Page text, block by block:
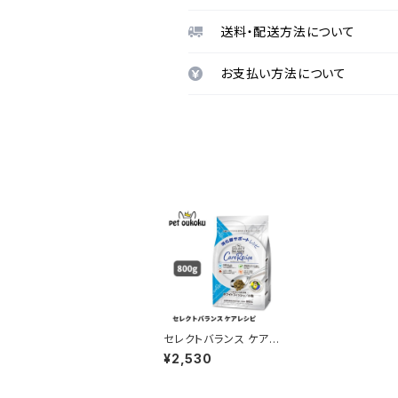
送料・配送方法について
お支払い方法について
セレクトバランス ケアレ
シピ ホワイトフィッシュ
小粒 消化器サポートレ
¥2,530